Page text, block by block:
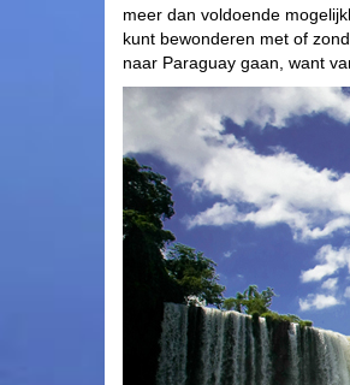
meer dan voldoende
kunt bewonderen met of
naar Paraguay gaan, want